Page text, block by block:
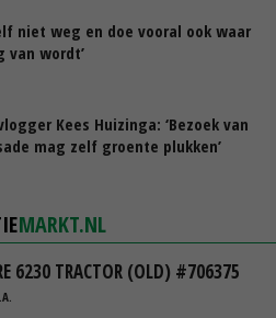
niet weg en doe vooral ook waar
van wordt’
Kees Huizinga: ‘Bezoek van
mag zelf groente plukken’
MARKT.NL
6230 TRACTOR (OLD) #706375